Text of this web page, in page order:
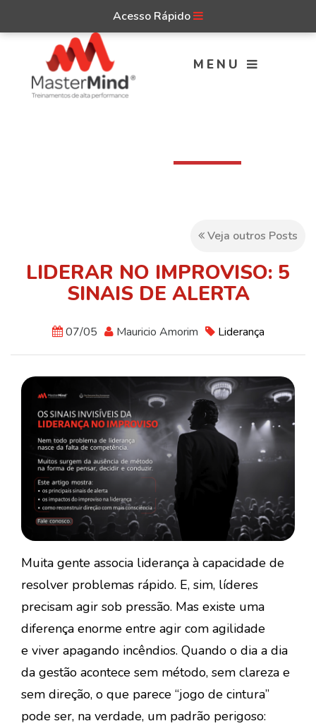
Acesso Rápido
MENU
Veja outros Posts
LIDERAR NO IMPROVISO: 5
SINAIS DE ALERTA
07/05 Mauricio Amorim Liderança
Muita gente associa liderança à capacidade de
resolver problemas rápido. E, sim, líderes
precisam agir sob pressão. Mas existe uma
diferença enorme entre agir com agilidade
e viver apagando incêndios. Quando o dia a dia
da gestão acontece sem método, sem clareza e
sem direção, o que parece “jogo de cintura”
pode ser, na verdade, um padrão perigoso: